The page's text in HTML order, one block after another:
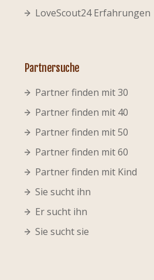
LoveScout24 Erfahrungen
Partnersuche
Partner finden mit 30
Partner finden mit 40
Partner finden mit 50
Partner finden mit 60
Partner finden mit Kind
Sie sucht ihn
Er sucht ihn
Sie sucht sie